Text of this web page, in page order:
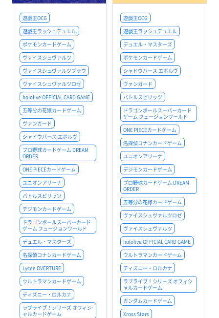
遊戯王OCG
遊戯王ラッシュデュエル
ポケモンカードゲーム
ヴァイスシュヴァルツ
ヴァイスシュヴァルツブラウ
ヴァイスシュヴァルツロゼ
hololive OFFICIAL CARD GAME
五等分の花嫁カードゲーム
ヴァンガード
シャドウバース エボルヴ
プロ野球カードゲーム DREAM
ORDER
ONE PIECEカードゲーム
ユニオンアリーナ
バトルスピリッツ
デジモンカードゲーム
ドラゴンボールスーパーカード
ゲーム フュージョンワールド
デュエル・マスターズ
名探偵コナンカードゲーム
Lycee OVERTURE
ウルトラマンカードゲーム
ディズニー・ロルカナ
ラブライブ！シリーズ オフィシ
ャルカードゲーム
遊戯王OCG
遊戯王ラッシュデュエル
デュエル・マスターズ
ポケモンカードゲーム
シャドウバース エボルヴ
ヴァンガード
バトルスピリッツ
ドラゴンボールスーパーカード
ゲーム フュージョンワールド
ONE PIECEカードゲーム
名探偵コナンカードゲーム
ユニオンアリーナ
デジモンカードゲーム
プロ野球カードゲーム DREAM
ORDER
五等分の花嫁カードゲーム
ヴァイスシュヴァルツロゼ
ヴァイスシュヴァルツ
hololive OFFICIAL CARD GAME
ウルトラマンカードゲーム
ディズニー・ロルカナ
ラブライブ！シリーズ オフィシ
ャルカードゲーム
ガンダムカードゲーム
Xross Stars